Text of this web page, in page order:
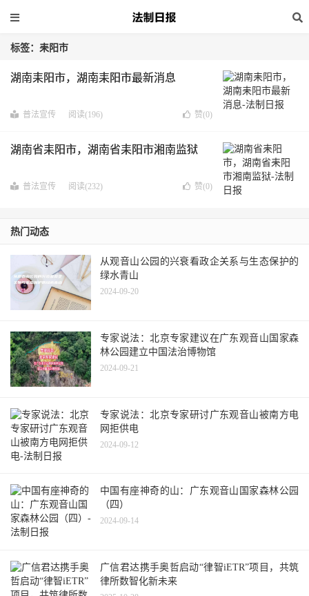
标签：耒阳市
湖南耒阳市，湖南耒阳市最新消息
普法宣传 阅读(196) 赞(0)
湖南省耒阳市，湖南省耒阳市湘南监狱
普法宣传 阅读(232) 赞(0)
热门动态
从观音山公园的兴衰看政企关系与生态保护的
绿水青山
2024-09-20
专家说法：北京专家建议在广东观音山国家森
林公园建立中国法治博物馆
2024-09-21
专家说法：北京专家研讨广东观音山被南方电
网拒供电
2024-09-12
中国有座神奇的山：广东观音山国家森林公园
（四）
2024-09-14
广信君达携手奥哲启动“律智iETR”项目，共筑
律所数智化新未来